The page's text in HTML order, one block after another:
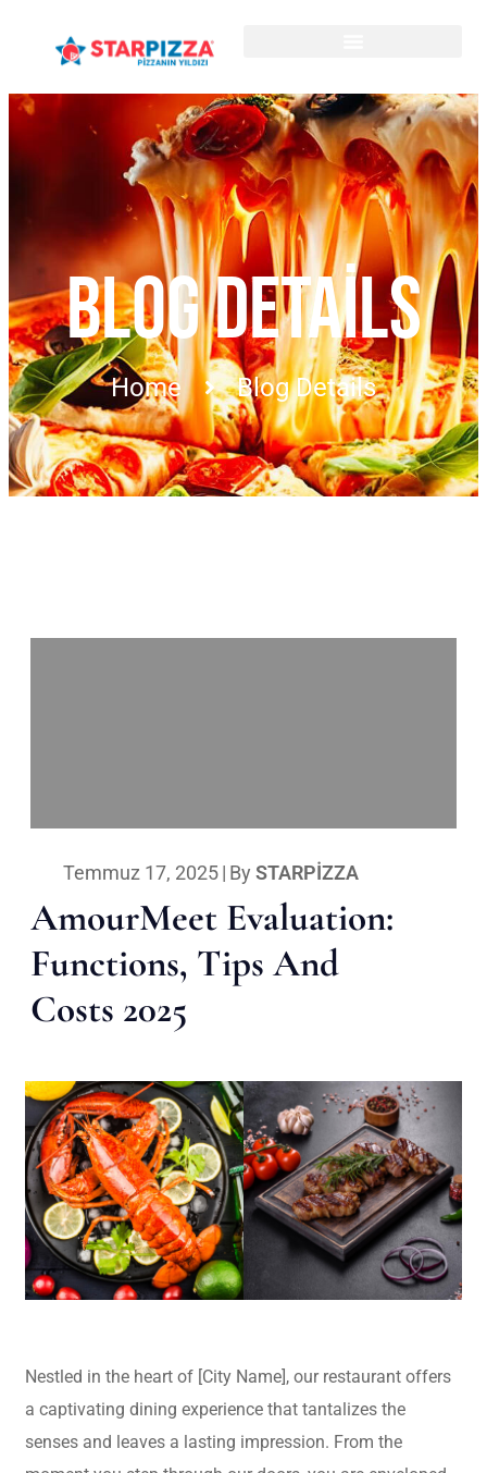
BLOG DETAILS
Home Blog Details
Temmuz 17, 2025| By STARPIZZA
AmourMeet Evaluation:
Functions, Tips And
Costs 2025
Nestled in the heart of [City Name], our restaurant offers
a captivating dining experience that tantalizes the
senses and leaves a lasting impression. From the